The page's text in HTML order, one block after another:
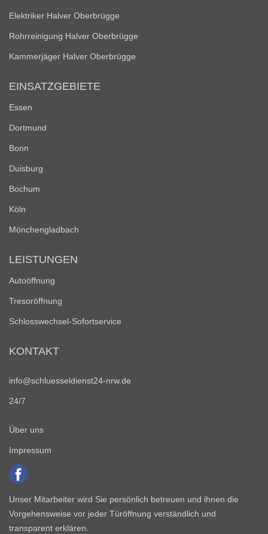
Elektriker Halver Oberbrügge
Rohrreinigung Halver Oberbrügge
Kammerjäger Halver Oberbrügge
EINSATZGEBIETE
Essen
Dortmund
Bonn
Duisburg
Bochum
Köln
Mönchengladbach
LEISTUNGEN
Autoöffnung
Tresoröffnung
Schlosswechsel-Sofortservice
KONTAKT
info@schluesseldienst24-nrw.de
24/7
Über uns
Impressum
Unser Mitarbeiter wird Sie persönlich betreuen und ihnen die
Vorgehensweise vor jeder Türöffnung verständlich und
transparent erklären.